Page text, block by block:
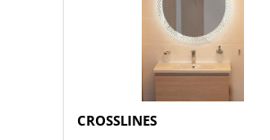
CROSSLINES